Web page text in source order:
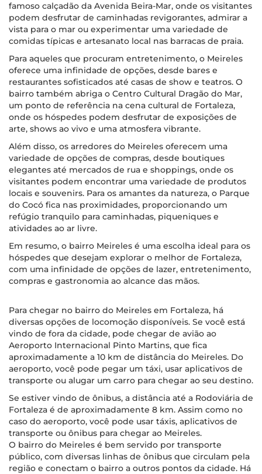
famoso calçadão da Avenida Beira-Mar, onde os visitantes
podem desfrutar de caminhadas revigorantes, admirar a
vista para o mar ou experimentar uma variedade de
comidas típicas e artesanato local nas barracas de praia.
Para aqueles que procuram entretenimento, o Meireles
oferece uma infinidade de opções, desde bares e
restaurantes sofisticados até casas de show e teatros. O
bairro também abriga o Centro Cultural Dragão do Mar,
um ponto de referência na cena cultural de Fortaleza,
onde os hóspedes podem desfrutar de exposições de
arte, shows ao vivo e uma atmosfera vibrante.
Além disso, os arredores do Meireles oferecem uma
variedade de opções de compras, desde boutiques
elegantes até mercados de rua e shoppings, onde os
visitantes podem encontrar uma variedade de produtos
locais e souvenirs. Para os amantes da natureza, o Parque
do Cocó fica nas proximidades, proporcionando um
refúgio tranquilo para caminhadas, piqueniques e
atividades ao ar livre.
Em resumo, o bairro Meireles é uma escolha ideal para os
hóspedes que desejam explorar o melhor de Fortaleza,
com uma infinidade de opções de lazer, entretenimento,
compras e gastronomia ao alcance das mãos.
Para chegar no bairro do Meireles em Fortaleza, há
diversas opções de locomoção disponíveis. Se você está
vindo de fora da cidade, pode chegar de avião ao
Aeroporto Internacional Pinto Martins, que fica
aproximadamente a 10 km de distância do Meireles. Do
aeroporto, você pode pegar um táxi, usar aplicativos de
transporte ou alugar um carro para chegar ao seu destino.
Se estiver vindo de ônibus, a distância até a Rodoviária de
Fortaleza é de aproximadamente 8 km. Assim como no
caso do aeroporto, você pode usar táxis, aplicativos de
transporte ou ônibus para chegar ao Meireles.
O bairro do Meireles é bem servido por transporte
público, com diversas linhas de ônibus que circulam pela
região e conectam o bairro a outros pontos da cidade. Há